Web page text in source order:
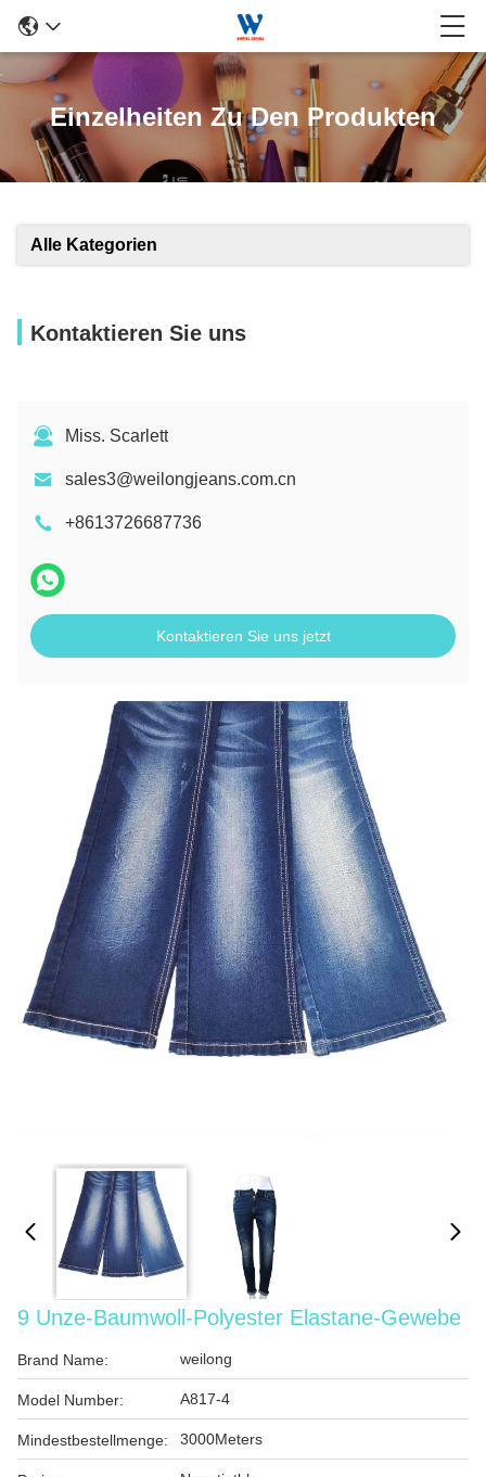
Einzelheiten Zu Den Produkten
Alle Kategorien
Kontaktieren Sie uns
Miss. Scarlett
sales3@weilongjeans.com.cn
+8613726687736
Kontaktieren Sie uns jetzt
9 Unze-Baumwoll-Polyester Elastane-Gewebe
Brand Name: weilong
Model Number: A817-4
Mindestbestellmenge: 3000Meters